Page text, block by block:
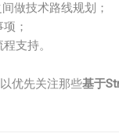
做技术路线规划；
；
支持。
优先关注那些基于